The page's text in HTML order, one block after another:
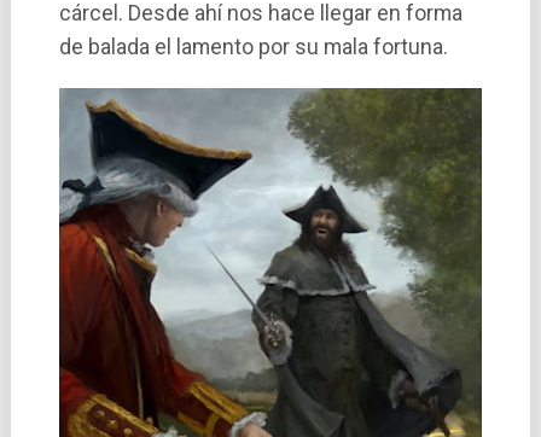
cárcel. Desde ahí­ nos hace llegar en forma
de balada el lamento por su mala fortuna.